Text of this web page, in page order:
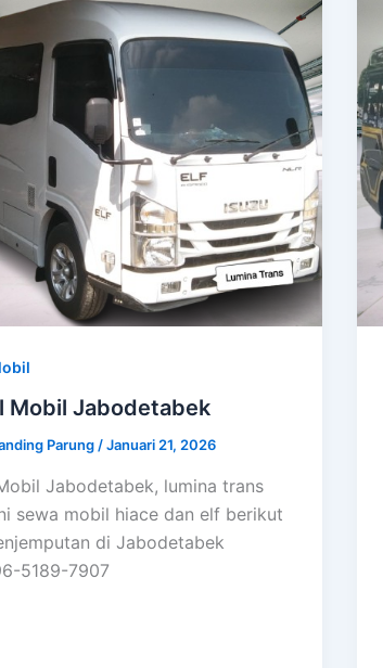
Mobil Jabodetabek
Parung/Januari 21, 2026
Jabodetabek, lumina trans
sewa mobil hiace dan elf berikut
di Jabodetabek
5189-7907